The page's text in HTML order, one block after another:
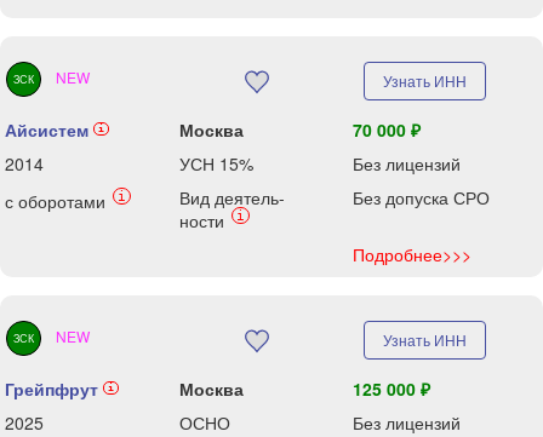
ЗСК NEW Узнать ИНН
Айсистем i Москва
70 000 ₽
2014
УСН 15%
Без лицензий
с оборотами
i
Вид деятель-
ности
i
Без допуска СРО
Подробнее>>>
ЗСК NEW Узнать ИНН
Грейпфрут i Москва
125 000 ₽
2025
ОСНО
Без лицензий